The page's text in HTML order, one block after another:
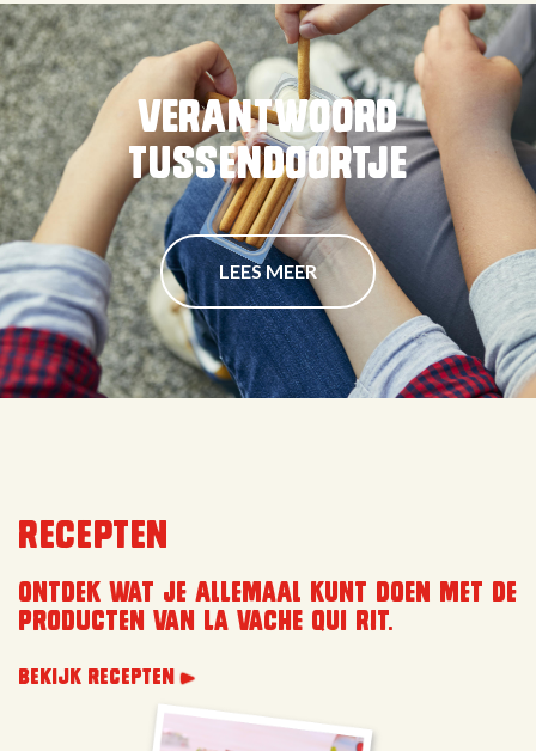
Verantwoord
tussendoortje
LEES MEER
Recepten
Ontdek wat je allemaal kunt doen met de
producten van la vache qui rit.
BEKIJK RECEPTEN